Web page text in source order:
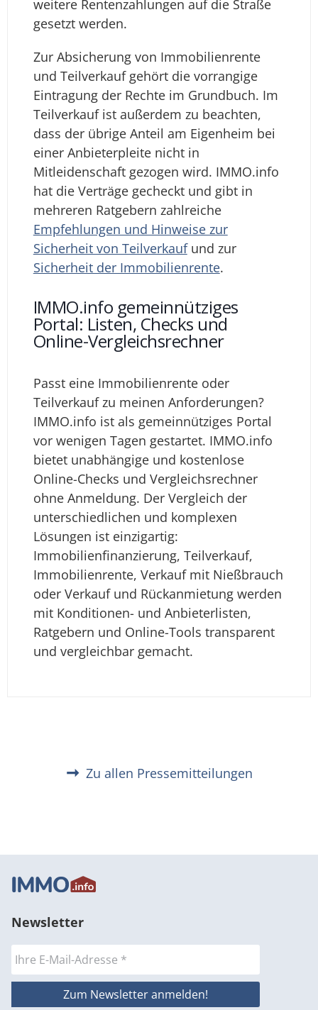
weitere Rentenzahlungen auf die Straße
gesetzt werden.
Zur Absicherung von Immobilienrente
und Teilverkauf gehört die vorrangige
Eintragung der Rechte im Grundbuch. Im
Teilverkauf ist außerdem zu beachten,
dass der übrige Anteil am Eigenheim bei
einer Anbieterpleite nicht in
Mitleidenschaft gezogen wird. IMMO.info
hat die Verträge gecheckt und gibt in
mehreren Ratgebern zahlreiche
Empfehlungen und Hinweise zur
Sicherheit von Teilverkaufund zur
Sicherheit der Immobilienrente.
IMMO.info gemeinnütziges
Portal: Listen, Checks und
Online-Vergleichsrechner
Passt eine Immobilienrente oder
Teilverkauf zu meinen Anforderungen?
IMMO.info ist als gemeinnütziges Portal
vor wenigen Tagen gestartet. IMMO.info
bietet unabhängige und kostenlose
Online-Checks und Vergleichsrechner
ohne Anmeldung. Der Vergleich der
unterschiedlichen und komplexen
Lösungen ist einzigartig:
Immobilienfinanzierung, Teilverkauf,
Immobilienrente, Verkauf mit Nießbrauch
oder Verkauf und Rückanmietung werden
mit Konditionen- und Anbieterlisten,
Ratgebern und Online-Tools transparent
und vergleichbar gemacht.
Zu allen Pressemitteilungen
Newsletter